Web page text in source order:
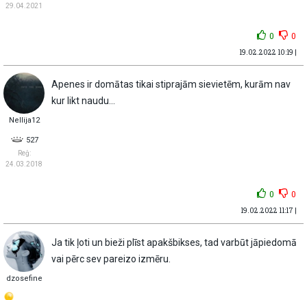
29.04.2021
0 0
19.02.2022 10:19 |
Nellija12
527
Reģ:
24.03.2018
Apenes ir domātas tikai stiprajām sievietēm, kurām nav
kur likt naudu...
0 0
19.02.2022 11:17 |
dzosefine
Ja tik ļoti un bieži plīst apakšbikses, tad varbūt jāpiedomā
vai pērc sev pareizo izmēru.